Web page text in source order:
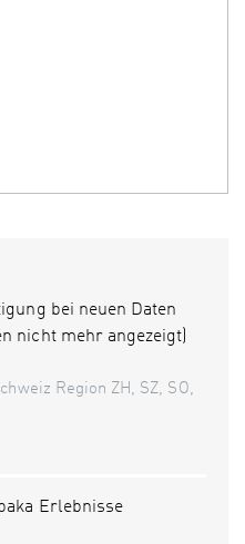
bei neuen Daten
nicht mehr angezeigt)
Region ZH, SZ, SO,
Erlebnisse